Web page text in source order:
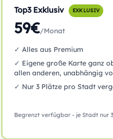
Top3 Exklusiv EXKLUSIV
59€/Monat
✓ Alles aus Premium
✓ Eigene große Karte ganz
allen anderen, unabhängig
✓ Nur 3 Plätze pro Stadt
Begrenzt verfügbar - je Stadt nur